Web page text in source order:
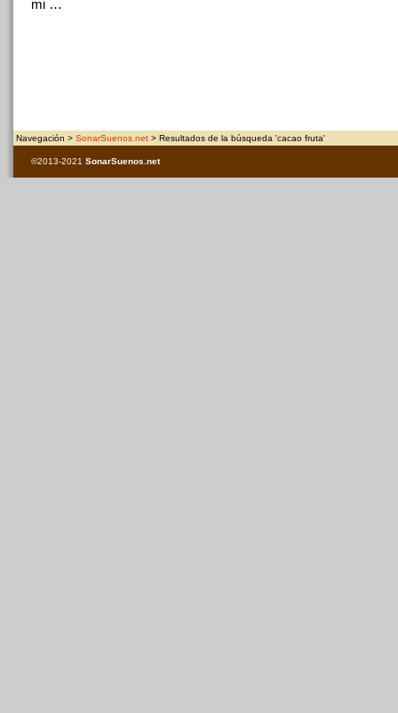
mi …
Navegación > SonarSuenos.net > Resultados de la búsqueda 'cacao fruta'
©2013-2021 SonarSuenos .net